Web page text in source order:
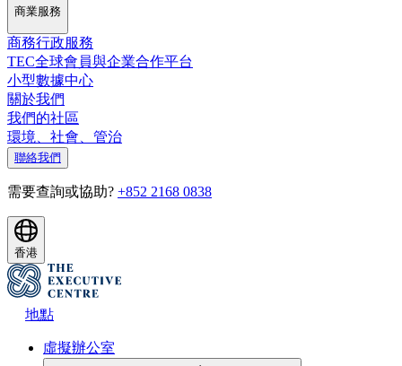
商業服務
商務行政服務
TEC全球會員與企業合作平台
小型數據中心
關於我們
我們的社區
環境、社會、管治
聯絡我們
需要查詢或協助? +852 2168 0838
香港
地點
虛擬辦公室